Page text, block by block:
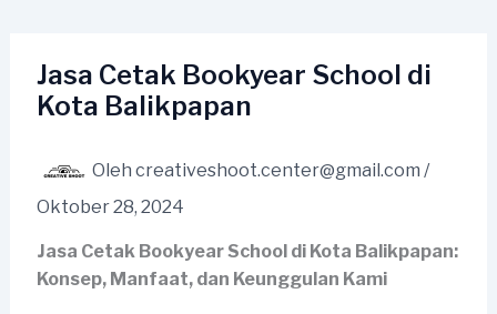
kontenJasa Cetak Bookyear School di
Kota Balikpapan
Oleh creativeshoot.center@gmail.com /
Oktober 28, 2024
Jasa Cetak Bookyear School di Kota Balikpapan:
Konsep, Manfaat, dan Keunggulan Kami